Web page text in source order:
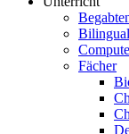
Bilingual
Fächer